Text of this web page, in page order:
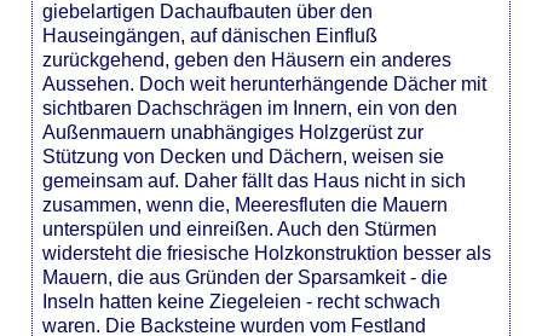
giebelartigen Dachaufbauten über den
Hauseingängen, auf dänischen Einfluß
zurückgehend, geben den Häusern ein anderes
Aussehen. Doch weit herunterhängende Dächer mit
sichtbaren Dachschrägen im Innern, ein von den
Außenmauern unabhängiges Holzgerüst zur
Stützung von Decken und Dächern, weisen sie
gemeinsam auf. Daher fällt das Haus nicht in sich
zusammen, wenn die, Meeresfluten die Mauern
unterspülen und einreißen. Auch den Stürmen
widersteht die friesische Holzkonstruktion besser als
Mauern, die aus Gründen der Sparsamkeit - die
Inseln hatten keine Ziegeleien - recht schwach
waren. Die Backsteine wurden vom Festland